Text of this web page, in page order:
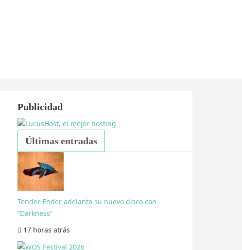
Publicidad
Últimas entradas
Tender Ender adelanta su nuevo disco con
“Darkness”
17 horas atrás